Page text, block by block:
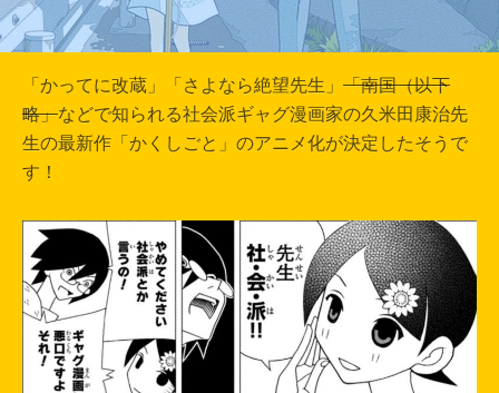
「かってに改蔵」「さよなら絶望先生」 「南国（以下
略」などで知られる社会派ギャグ漫画家の久米田康治先
生の最新作「かくしごと」のアニメ化が決定したそうで
す！